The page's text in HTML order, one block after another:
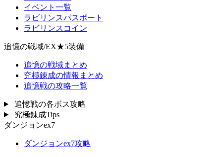
イベント一覧
ラビリンスパスポート
ラビリンスコイン
追憶の戦域/EX★5装備
追憶の戦域まとめ
究極錬成の情報まとめ
追憶戦の攻略一覧
追憶戦の各ボス攻略
究極錬成Tips
ダンジョンex7
ダンジョンex7攻略